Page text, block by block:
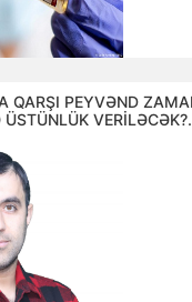
QARŞI PEYVƏND
VERİLƏCƏK?.